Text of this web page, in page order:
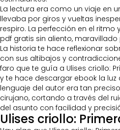
La lectura era como un viaje en
llevaba por giros y vueltas
respiro. La perfección en el ritmo
pdf gratis sin aliento,
La historia te hace reflexionar
con sus altibajos y
faro que te guía a Ulises criollo:
y te hace descargar ebook la luz
lenguaje del autor era tan
cirujano, cortando a través del
del asunto con facilidad y
Ulises criollo: